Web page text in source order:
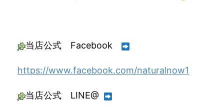
当店公式 Facebook
https://www.facebook.com/naturalnow1
当店公式 LINE@